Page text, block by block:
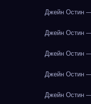
Джейн Остин
Джейн Остин
Джейн Остин
Джейн Остин
Джейн Остин